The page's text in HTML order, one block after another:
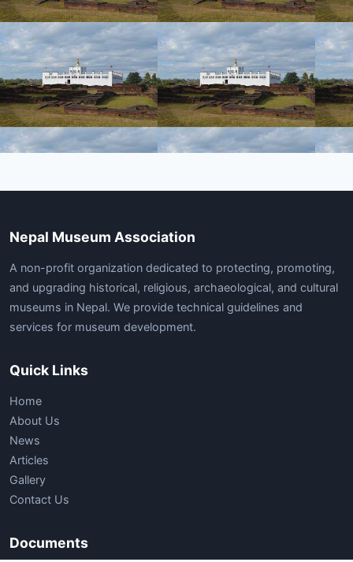
Nepal Museum Association
A non-profit organization dedicated to protecting, promoting,
and upgrading historical, religious, archaeological, and cultural
museums in Nepal. We provide technical guidelines and
services for museum development.
Quick Links
Home
About Us
News
Articles
Gallery
Contact Us
Documents